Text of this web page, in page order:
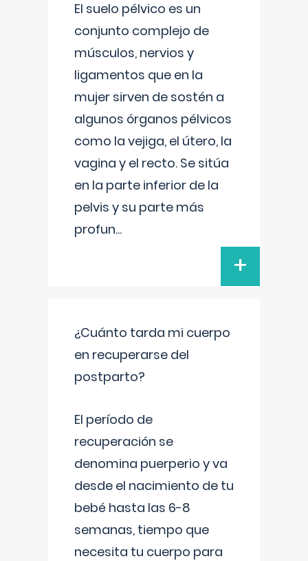
El suelo pélvico es un
conjunto complejo de
músculos, nervios y
ligamentos que en la
mujer sirven de sostén a
algunos órganos pélvicos
como la vejiga, el útero, la
vagina y el recto. Se sitúa
en la parte inferior de la
pelvis y su parte más
profun...
+
¿Cuánto tarda mi cuerpo
en recuperarse del
postparto?
El período de
recuperación se
denomina puerperio y va
desde el nacimiento de tu
bebé hasta las 6-8
semanas, tiempo que
necesita tu cuerpo para